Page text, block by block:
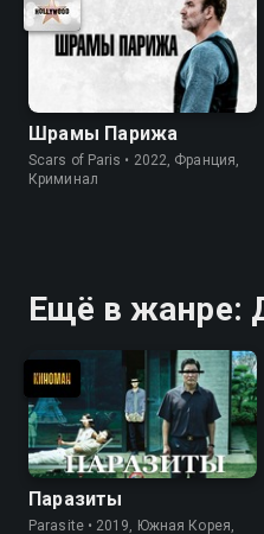
Шрамы Парижа
Scars of Paris • 2022, Франция,
Криминал
Ещё в жанре:
Паразиты
Parasite • 2019, Южная Корея,